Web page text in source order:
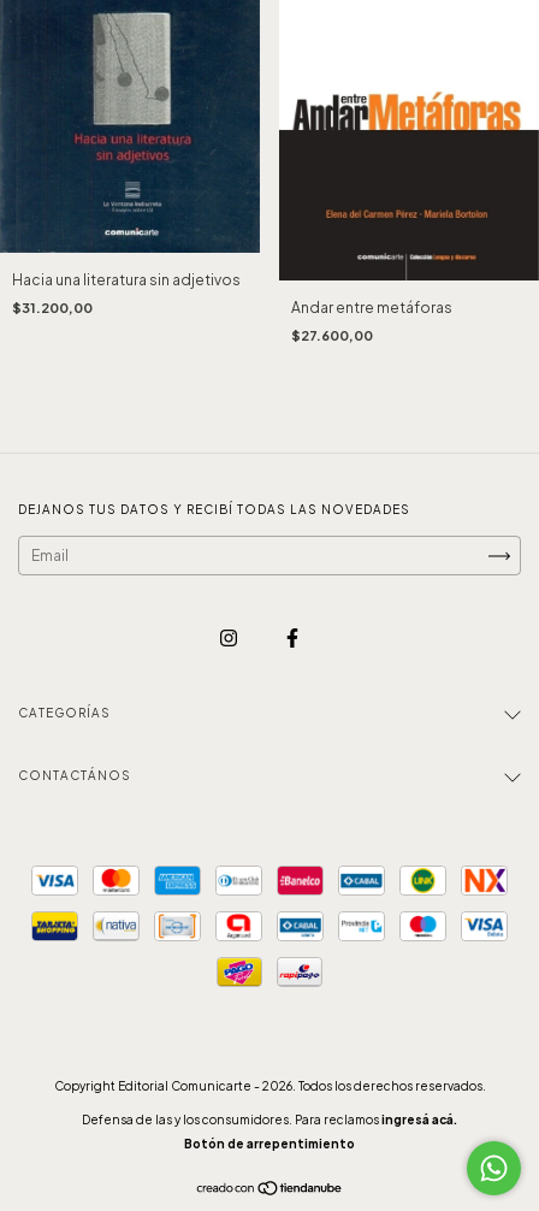
Hacia una literatura sin adjetivos
$31.200,00 Andar entre metáforas
$27.600,00
DEJANOS TUS DATOS Y RECIBÍ TODAS LAS NOVEDADES
CATEGORÍAS
CONTACTÁNOS
Copyright Editorial Comunicarte - 2026. Todos los derechos reservados.
Defensa de las y los consumidores. Para reclamosingresá acá.
Botón de arrepentimiento